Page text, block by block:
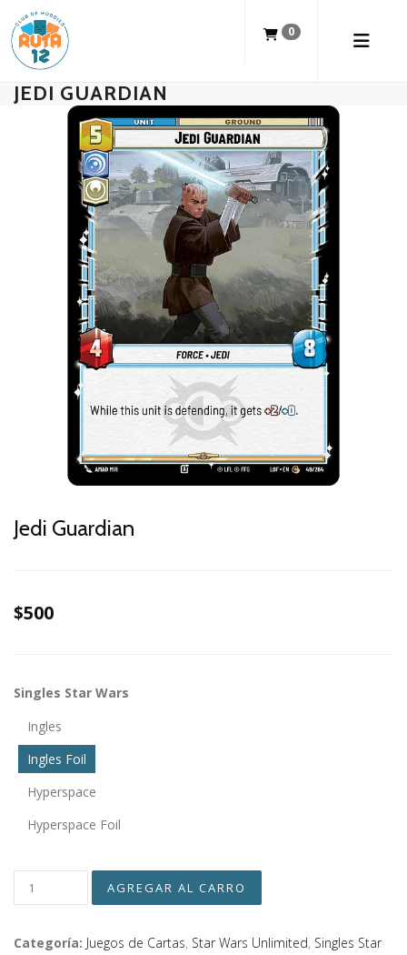
0
JEDI GUARDIAN
Jedi Guardian
$500
Singles Star Wars
Ingles
Ingles Foil
Hyperspace
Hyperspace Foil
Categoría: Juegos de Cartas, Star Wars Unlimited, Singles Star